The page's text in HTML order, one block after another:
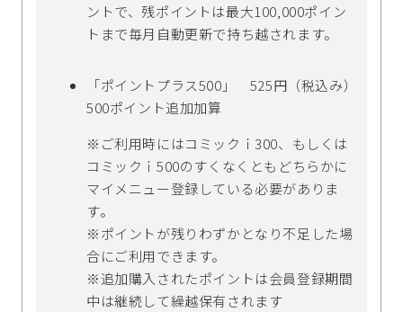
ントで、残ポイントは最大100,000ポイン
トまで毎月自動更新で持ち越されます。
「ポイントプラス500」 525円（税込み）
500ポイント追加加算
※ご利用時にはコミックｉ300、もしくは
コミックｉ500のすくなくともどちらかに
マイメニュー登録している必要がありま
す。
※ポイントが残りわずかとなり不足した場
合にご利用できます。
※追加購入されたポイントは会員登録期間
中は継続して繰越保有されます